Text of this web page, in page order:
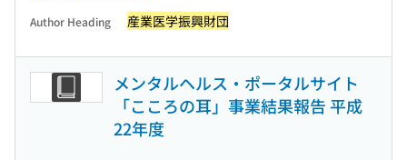
Author Heading 産業医学振興財団
メンタルヘルス・ポータルサイト
「こころの耳」事業結果報告 平成
22年度